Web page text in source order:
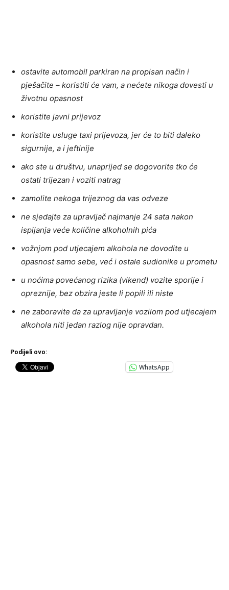
ostavite automobil parkiran na propisan način i
pješačite – koristiti će vam, a nećete nikoga dovesti u
životnu opasnost
koristite javni prijevoz
koristite usluge taxi prijevoza, jer će to biti daleko
sigurnije, a i jeftinije
ako ste u društvu, unaprijed se dogovorite tko će
ostati trijezan i voziti natrag
zamolite nekoga trijeznog da vas odveze
ne sjedajte za upravljač najmanje 24 sata nakon
ispijanja veće količine alkoholnih pića
vožnjom pod utjecajem alkohola ne dovodite u
opasnost samo sebe, već i ostale sudionike u prometu
u noćima povećanog rizika (vikend) vozite sporije i
opreznije, bez obzira jeste li popili ili niste
ne zaboravite da za upravljanje vozilom pod utjecajem
alkohola niti jedan razlog nije opravdan.
Podijeli ovo:
WhatsApp